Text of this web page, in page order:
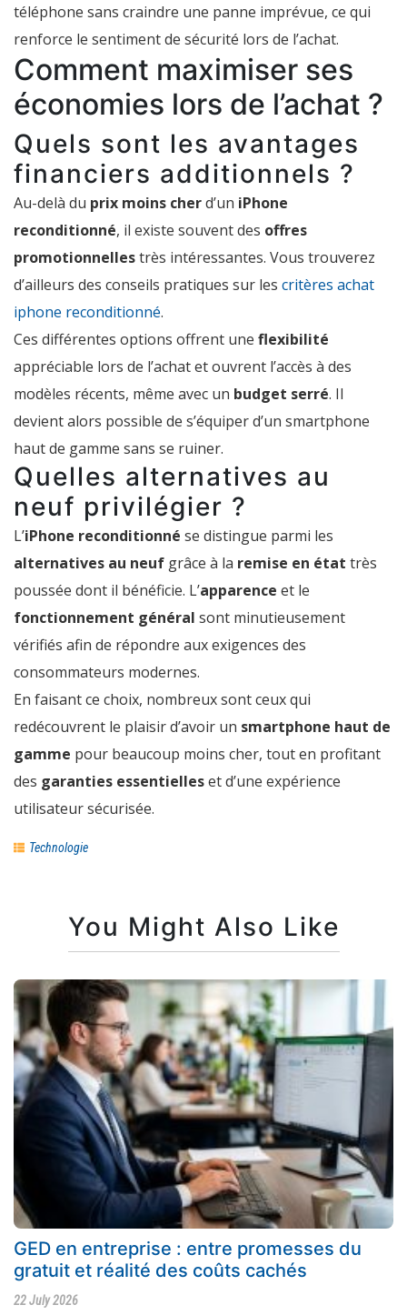
téléphone sans craindre une panne imprévue, ce qui
renforce le sentiment de sécurité lors de l’achat.
Comment maximiser ses
économies lors de l’achat ?
Quels sont les avantages
financiers additionnels ?
Au-delà du prix moins cherd’un iPhone
reconditionné, il existe souvent des offres
promotionnellestrès intéressantes. Vous trouverez
d’ailleurs des conseils pratiques sur les critères achat
iphone reconditionné.
Ces différentes options offrent une flexibilité
appréciable lors de l’achat et ouvrent l’accès à des
modèles récents, même avec un budget serré. Il
devient alors possible de s’équiper d’un smartphone
haut de gamme sans se ruiner.
Quelles alternatives au
neuf privilégier ?
L’iPhone reconditionné se distingue parmi les
alternatives au neuf grâce à la remise en état très
poussée dont il bénéficie. L’apparence et le
fonctionnement général sont minutieusement
vérifiés afin de répondre aux exigences des
consommateurs modernes.
En faisant ce choix, nombreux sont ceux qui
redécouvrent le plaisir d’avoir un smartphone haut de
gamme pour beaucoup moins cher, tout en profitant
des garanties essentielleset d’une expérience
utilisateur sécurisée.
Technologie
You Might Also Like
GED en entreprise : entre promesses du
gratuit et réalité des coûts cachés
22 July 2026